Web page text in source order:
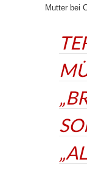
Mutter bei